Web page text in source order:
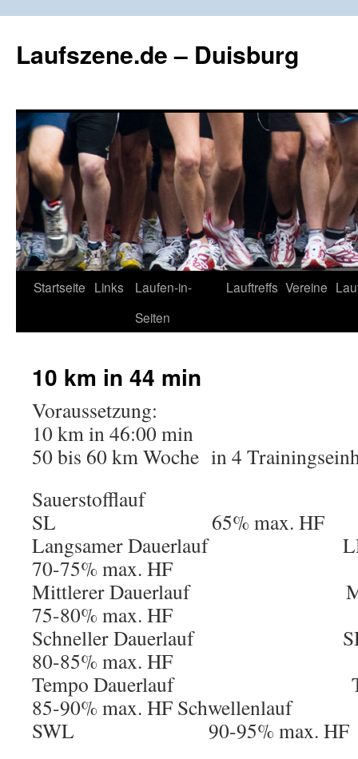
springen
Laufszene.de – Duisburg
Startseite Links
Laufen-in-
Seiten
Lauftreffs Vereine
10 km in 44 min
Voraussetzung:
10 km in 46:00 min
50 bis 60 km Woche in 4
SL 65% max. HF
Langsamer
70-75% max. HF
Mittlerer
75-80% max. HF
Schneller
80-85% max. HF
Tempo
85-90% max. HF
SWL 90-95% max. HF